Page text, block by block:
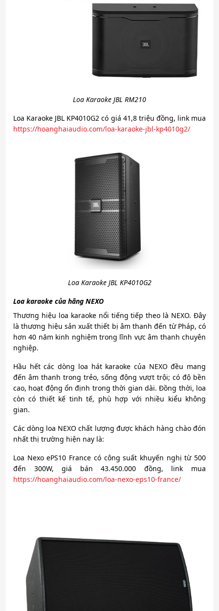
Loa Karaoke JBL RM210
Loa Karaoke JBL KP4010G2 có giá 41,8 triệu đồng, link mua
https://hoanghaiaudio.com/loa-karaoke-jbl-kp4010g2/
Loa Karaoke JBL KP4010G2
Loa karaoke của hãng NEXO
Thương hiệu loa karaoke nổi tiếng tiếp theo là NEXO. Đây
là thương hiệu sản xuất thiết bị âm thanh đến từ Pháp, có
hơn 40 năm kinh nghiệm trong lĩnh vực âm thanh chuyên
nghiệp.
Hầu hết các dòng loa hát karaoke của NEXO đều mang
đến âm thanh trong trẻo, sống động vượt trội; có độ bền
cao, hoạt động ổn định trong thời gian dài. Đồng thời, loa
còn có thiết kế tinh tế, phù hợp với nhiều kiểu không
gian.
Các dòng loa NEXO chất lượng được khách hàng chào đón
nhất thị trường hiện nay là:
Loa Nexo ePS10 France có công suất khuyến nghị từ 500
đến 300W, giá bán 43.450.000 đồng, link mua
https://hoanghaiaudio.com/loa-nexo-eps10-france/